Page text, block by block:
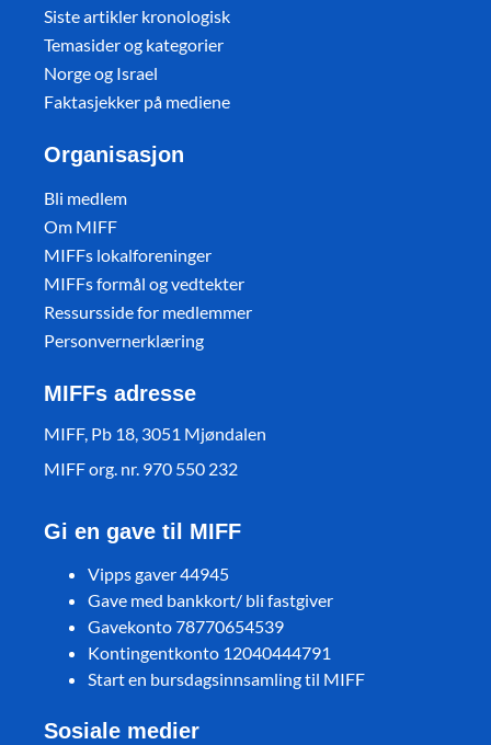
Siste artikler kronologisk
Temasider og kategorier
Norge og Israel
Faktasjekker på mediene
Organisasjon
Bli medlem
Om MIFF
MIFFs lokalforeninger
MIFFs formål og vedtekter
Ressursside for medlemmer
Personvernerklæring
MIFFs adresse
MIFF, Pb 18, 3051 Mjøndalen
MIFF org. nr. 970 550 232
Gi en gave til MIFF
Vipps gaver 44945
Gave med bankkort/ bli fastgiver
Gavekonto 78770654539
Kontingentkonto 12040444791
Start en bursdagsinnsamling til MIFF
Sosiale medier